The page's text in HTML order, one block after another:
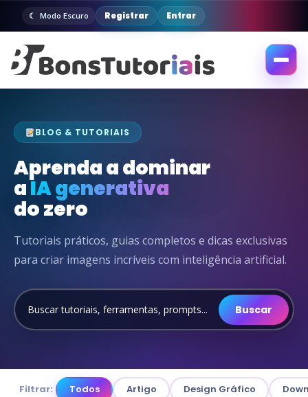
Modo Escuro Registrar Entrar
Abrir
BLOG & TUTORIAIS
Aprenda a dominar
aIA generativa
do zero
Tutoriais práticos, guias completos e dicas exclusivas
para criar imagens incríveis com inteligência artificial.
Buscar
Filtrar: Todos Artigo Design Gráfico